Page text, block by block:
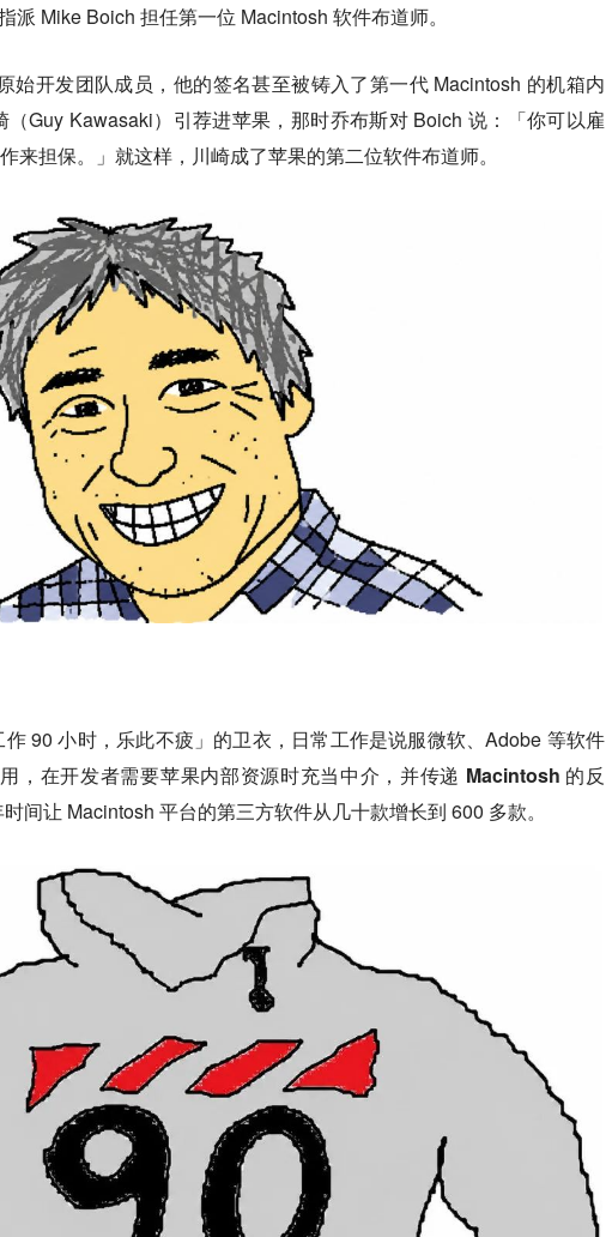
派 Mike Boich 担任第一位 Macintosh 软件布道师。
始开发团队成员，他的签名甚至被铸入了第一代 Macintosh 的机箱内
（Guy Kawasaki）引荐进苹果，那时乔布斯对 Boich 说：「你可以雇
来担保。」就这样，川崎成了苹果的第二位软件布道师。
90 小时，乐此不疲」的卫衣，日常工作是说服微软、Adobe 等软件
，在开发者需要苹果内部资源时充当中介， 并传递 Macintosh 的反
间让 Macintosh 平台的第三方软件从几十款增长到 600 多款。